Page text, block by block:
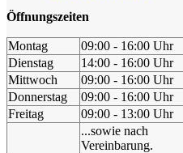
Öffnungszeiten
Montag
09:00 - 16:00 Uhr
Dienstag
14:00 - 16:00 Uhr
Mittwoch
09:00 - 16:00 Uhr
Donnerstag
09:00 - 16:00 Uhr
Freitag
09:00 - 13:00 Uhr
...sowie nach
Vereinbarung.